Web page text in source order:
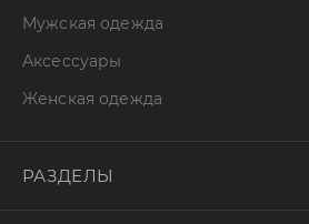
Мужская одежда
Аксессуары
Женская одежда
РАЗДЕЛЫ